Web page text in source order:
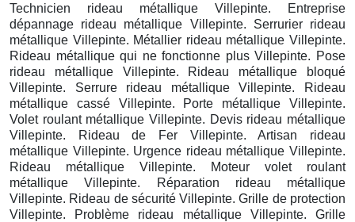
Technicien rideau métallique Villepinte. Entreprise
dépannage rideau métallique Villepinte. Serrurier rideau
métallique Villepinte. Métallier rideau métallique Villepinte.
Rideau métallique qui ne fonctionne plus Villepinte. Pose
rideau métallique Villepinte. Rideau métallique bloqué
Villepinte. Serrure rideau métallique Villepinte. Rideau
métallique cassé Villepinte. Porte métallique Villepinte.
Volet roulant métallique Villepinte. Devis rideau métallique
Villepinte. Rideau de Fer Villepinte. Artisan rideau
métallique Villepinte. Urgence rideau métallique Villepinte.
Rideau métallique Villepinte. Moteur volet roulant
métallique Villepinte. Réparation rideau métallique
Villepinte. Rideau de sécurité Villepinte. Grille de protection
Villepinte. Problème rideau métallique Villepinte. Grille